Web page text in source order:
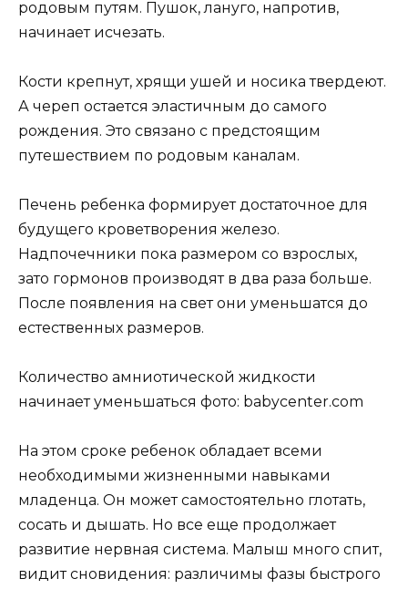
родовым путям. Пушок, лануго, напротив,
начинает исчезать.
Кости крепнут, хрящи ушей и носика твердеют.
А череп остается эластичным до самого
рождения. Это связано с предстоящим
путешествием по родовым каналам.
Печень ребенка формирует достаточное для
будущего кроветворения железо.
Надпочечники пока размером со взрослых,
зато гормонов производят в два раза больше.
После появления на свет они уменьшатся до
естественных размеров.
Количество амниотической жидкости
начинает уменьшаться фото: babycenter.com
На этом сроке ребенок обладает всеми
необходимыми жизненными навыками
младенца. Он может самостоятельно глотать,
сосать и дышать. Но все еще продолжает
развитие нервная система. Малыш много спит,
видит сновидения: различимы фазы быстрого